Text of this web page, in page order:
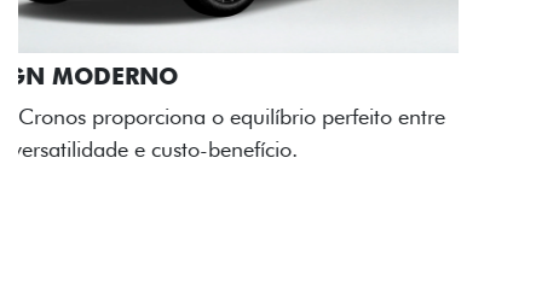
RODAS DE LIGA-LEVE
As rodas de liga leve com desenho dinâmico e
acabamento diamantado elevam o estilo do Fiat